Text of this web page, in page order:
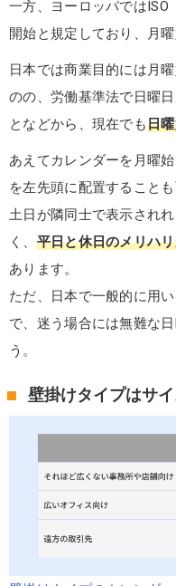
一方、ヨーロッパでは
開始と規定しており、月
日本では商業目的には月
のの、労働基準法で日曜
となどから、現在でも日
あえてカレンダーを月曜
を左先頭に配置することも
土日が隣同士で表示され
く、 平日と休日のメリハ
あります。
ただ、日本で一般的に用
で、迷う場合には無難な
う。
壁掛けタイプはサ